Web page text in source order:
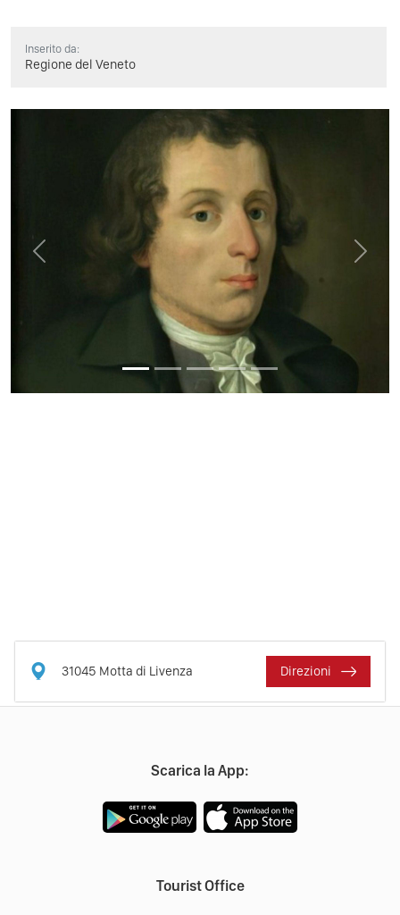
Inserito da:
Regione del Veneto
Previous Next
31045 Motta di Livenza Direzioni
Scarica la App:
Tourist Office